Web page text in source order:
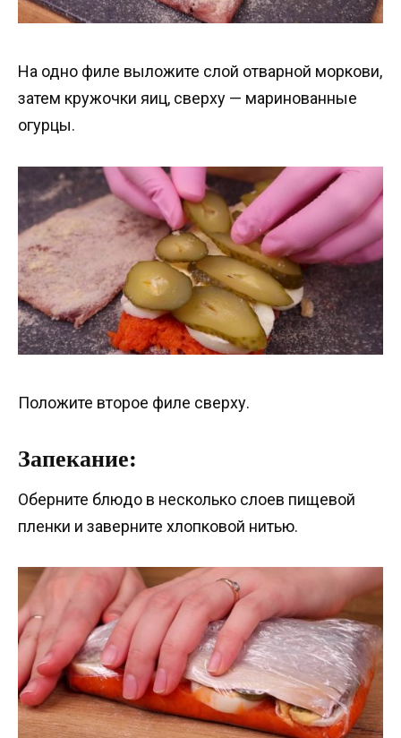
На одно филе выложите слой отварной моркови,
затем кружочки яиц, сверху — маринованные
огурцы.
Положите второе филе сверху.
Запекание:
Оберните блюдо в несколько слоев пищевой
пленки и заверните хлопковой нитью.